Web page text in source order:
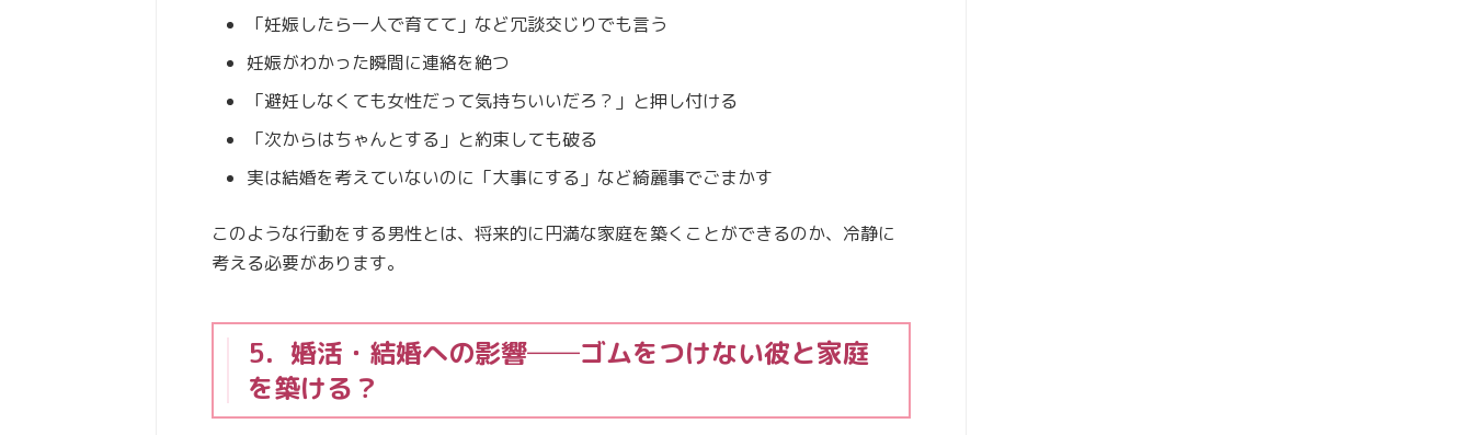
「妊娠したら一人で育てて」など冗談交じりでも言う
妊娠がわかった瞬間に連絡を絶つ
「避妊しなくても女性だって気持ちいいだろ？」と押し付ける
「次からはちゃんとする」と約束しても破る
実は結婚を考えていないのに「大事にする」など綺麗事でごまかす
このような行動をする男性とは、将来的に円満な家庭を築くことができるのか、冷静に
考える必要があります。
5．婚活・結婚への影響──ゴムをつけない彼と家庭
を築ける？